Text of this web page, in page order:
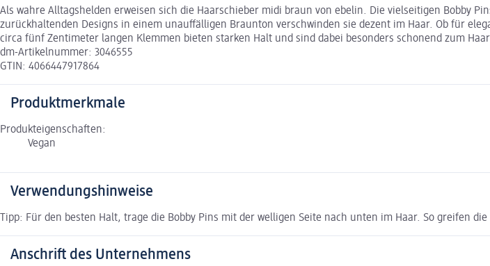
Als wahre Alltagshelden erweisen sich die Haarschieber midi braun von ebelin. Die vielseitigen Bobby
zurückhaltenden Designs in einem unauffälligen Braunton verschwinden sie dezent im Haar. Ob für
circa fünf Zentimeter langen Klemmen bieten starken Halt und sind dabei besonders schonend zum
dm-Artikelnummer: 3046555
GTIN: 4066447917864
Produktmerkmale
Produkteigenschaften:
Vegan
Verwendungshinweise
Tipp: Für den besten Halt, trage die Bobby Pins mit der welligen Seite nach unten im Haar. So greifen
Anschrift des Unternehmens